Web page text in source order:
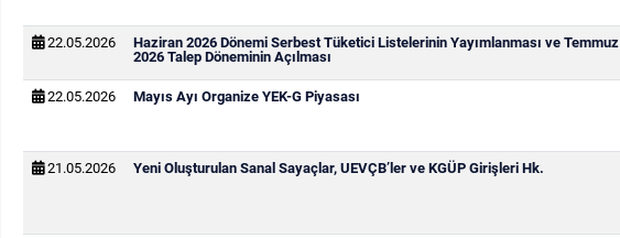
22.05.2026
Haziran 2026 Dönemi Serbest Tüketici Listelerinin Yayımlanması ve Temmuz
2026 Talep Döneminin Açılması
22.05.2026 Mayıs Ayı Organize YEK-G Piyasası
21.05.2026 Yeni Oluşturulan Sanal Sayaçlar, UEVÇB’ler ve KGÜP Girişleri Hk.